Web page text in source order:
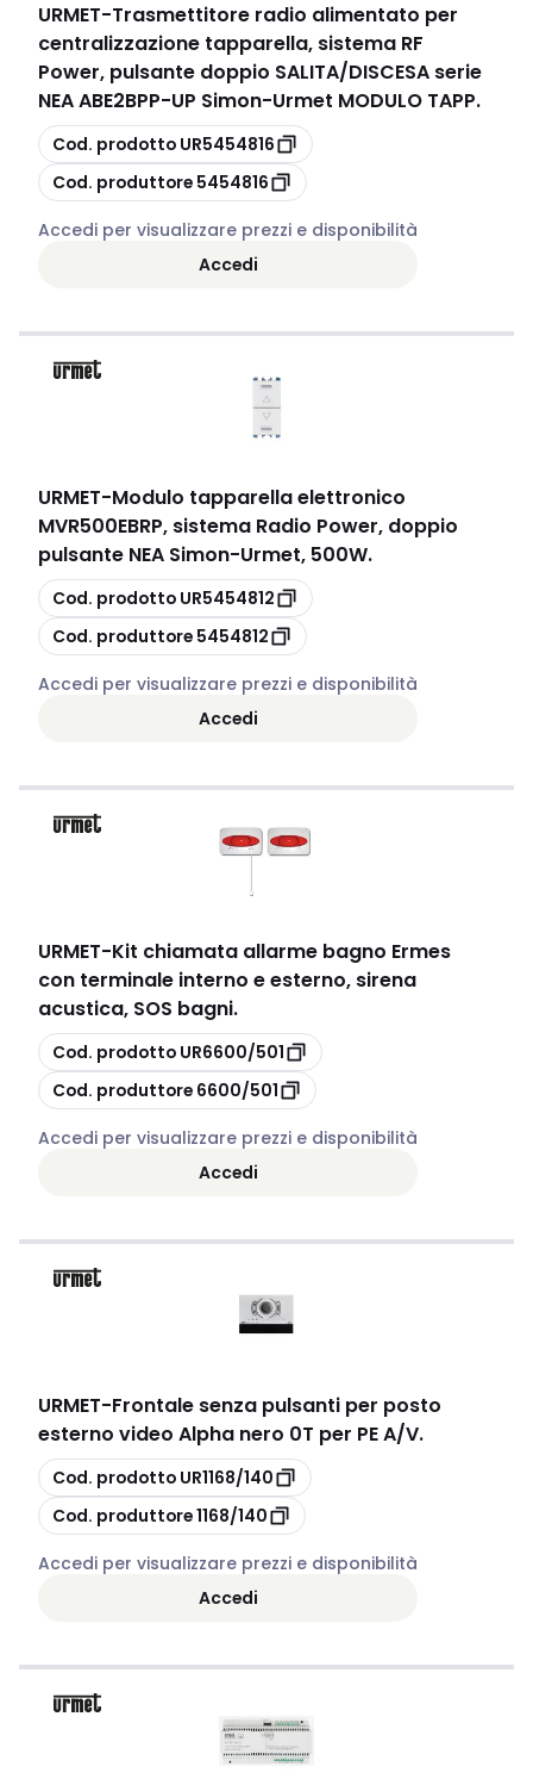
URMET-Trasmettitore radio alimentato per
centralizzazione tapparella, sistema RF
Power, pulsante doppio SALITA/DISCESA serie
NEA ABE2BPP-UP Simon-Urmet MODULO TAPP.
copia
Cod. prodotto UR5454816
copia
Cod. produttore 5454816
Accedi per visualizzare prezzi e disponibilità
Accedi
URMET-Modulo tapparella elettronico
MVR500EBRP, sistema Radio Power, doppio
pulsante NEA Simon-Urmet, 500W.
copia
Cod. prodotto UR5454812
copia
Cod. produttore 5454812
Accedi per visualizzare prezzi e disponibilità
Accedi
URMET-Kit chiamata allarme bagno Ermes
con terminale interno e esterno, sirena
acustica, SOS bagni.
copia
Cod. prodotto UR6600/501
copia
Cod. produttore 6600/501
Accedi per visualizzare prezzi e disponibilità
Accedi
URMET-Frontale senza pulsanti per posto
esterno video Alpha nero 0T per PE A/V.
copia
Cod. prodotto UR1168/140
copia
Cod. produttore1168/140
Accedi per visualizzare prezzi e disponibilità
Accedi